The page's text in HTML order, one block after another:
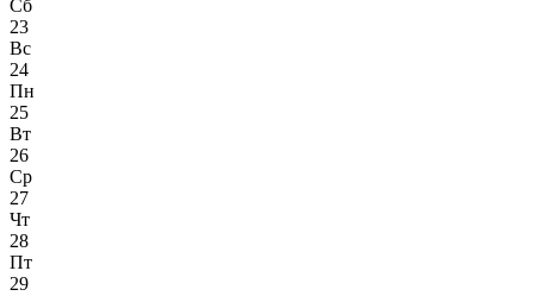
Сб
23
Вс
24
Пн
25
Вт
26
Ср
27
Чт
28
Пт
29